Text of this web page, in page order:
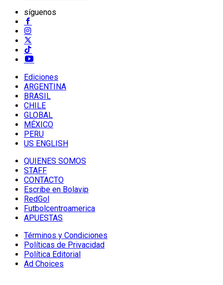
síguenos
Ediciones
ARGENTINA
BRASIL
CHILE
GLOBAL
MÉXICO
PERU
US ENGLISH
QUIENES SOMOS
STAFF
CONTACTO
Escribe en Bolavip
RedGol
Futbolcentroamerica
APUESTAS
Términos y Condiciones
Políticas de Privacidad
Política Editorial
Ad Choices